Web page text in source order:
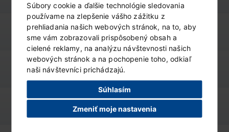
Súbory cookie a ďalšie technológie sledovania
používame na zlepšenie vášho zážitku z
prehliadania našich webových stránok, na to, aby
sme vám zobrazovali prispôsobený obsah a
cielené reklamy, na analýzu návštevnosti našich
webových stránok a na pochopenie toho, odkiaľ
naši návštevníci prichádzajú.
Súhlasím
Zmeniť moje nastavenia
výživové údaje ZOBRAZIŤ
varianty produktu
podobné produkty